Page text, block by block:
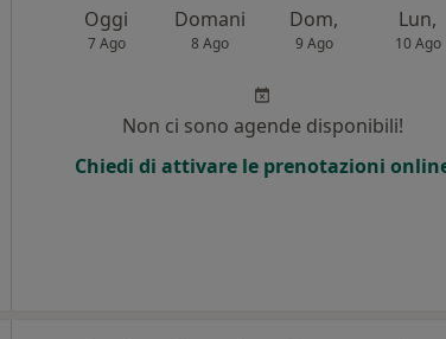
Oggi
7 Ago
Domani
8 Ago
Dom,
9 Ago
Lun,
10 Ago
Non ci sono agende disponibili!
Chiedi di attivare le prenotazioni